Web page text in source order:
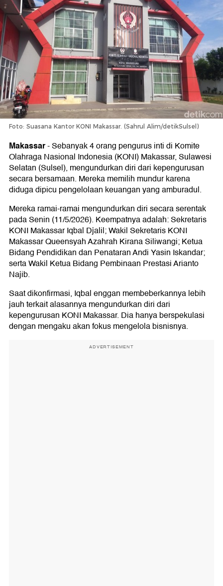
Foto: Suasana Kantor KONI Makassar. (Sahrul Alim/detikSulsel)
Makassar-Sebanyak 4 orang pengurus inti di Komite
Olahraga Nasional Indonesia (KONI) Makassar, Sulawesi
Selatan (Sulsel), mengundurkan diri dari kepengurusan
secara bersamaan. Mereka memilih mundur karena
diduga dipicu pengelolaan keuangan yang amburadul.
Mereka ramai-ramai mengundurkan diri secara serentak
pada Senin (11/5/2026). Keempatnya adalah: Sekretaris
KONI Makassar Iqbal Djalil; Wakil Sekretaris KONI
Makassar Queensyah Azahrah Kirana Siliwangi; Ketua
Bidang Pendidikan dan Penataran Andi Yasin Iskandar;
serta Wakil Ketua Bidang Pembinaan Prestasi Arianto
Najib.
Saat dikonfirmasi, Iqbal enggan membeberkannya lebih
jauh terkait alasannya mengundurkan diri dari
kepengurusan KONI Makassar. Dia hanya berspekulasi
dengan mengaku akan fokus mengelola bisnisnya.
ADVERTISEMENT